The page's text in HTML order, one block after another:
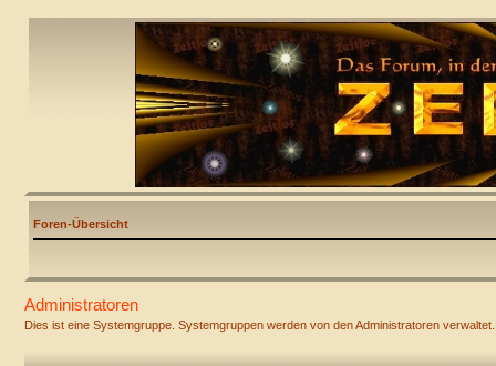
Foren-Übersicht
Administratoren
Dies ist eine Systemgruppe. Systemgruppen werden von den Administratoren verwaltet.